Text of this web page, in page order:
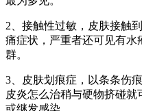
2、接触性过敏，皮肤接触
痛症状，严重者还可见有水
群。
3、皮肤划痕症，以条条伤
皮炎怎么治稍与硬物挤碰
或继发感染。